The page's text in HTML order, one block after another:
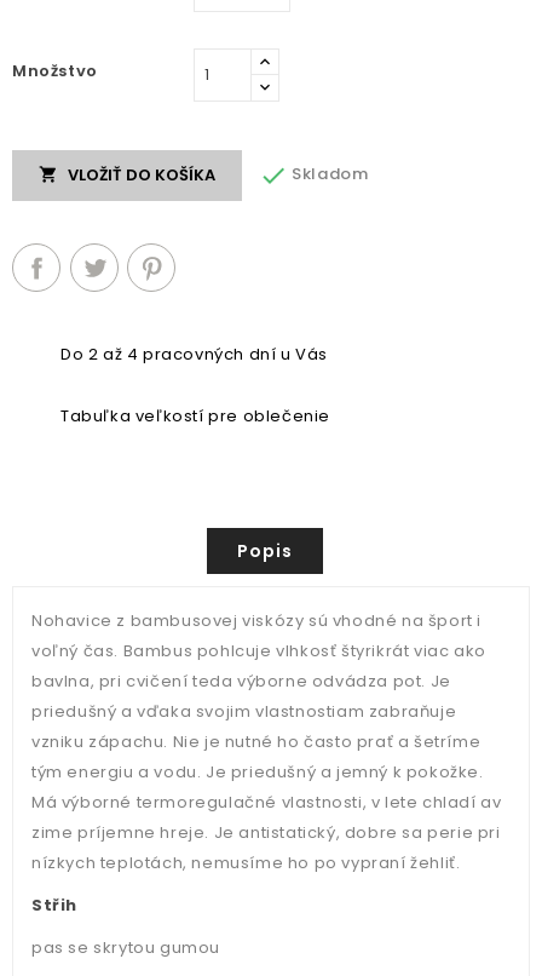
Množstvo
 VLOŽIŤ DO KOŠÍKA  Skladom
Do 2 až 4 pracovných dní u Vás
Tabuľka veľkostí pre oblečenie
Popis
Nohavice z bambusovej viskózy sú vhodné na šport i
voľný čas. Bambus pohlcuje vlhkosť štyrikrát viac ako
bavlna, pri cvičení teda výborne odvádza pot. Je
priedušný a vďaka svojim vlastnostiam zabraňuje
vzniku zápachu. Nie je nutné ho často prať a šetríme
tým energiu a vodu. Je priedušný a jemný k pokožke.
Má výborné termoregulačné vlastnosti, v lete chladí av
zime príjemne hreje. Je antistatický, dobre sa perie pri
nízkych teplotách, nemusíme ho po vypraní žehliť.
Střih
pas se skrytou gumou